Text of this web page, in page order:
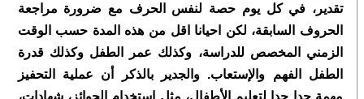
تقدير، في كل يوم حصة لنفس الحرف مع ضرورة مراجعة
الحروف السابقة، لكن احيانا اقل من هذه المدة حسب الوقت
الزمني المخصص للدراسة، وكذلك عمر الطفل وكذلك قدرة
الطفل الفهم والإستعاب. والجدير بالذكر أن عملية التحفيز
مهمة جدا جدا لتعليم الأطفال، مثل استخدام الجوائز، شهادات،